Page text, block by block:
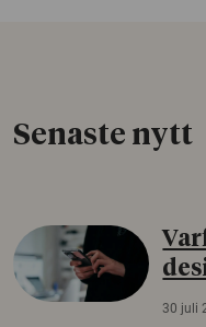
Senaste nytt
30 juli